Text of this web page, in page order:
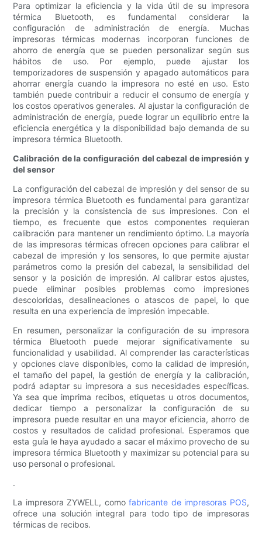
Para optimizar la eficiencia y la vida útil de su impresora
térmica Bluetooth, es fundamental considerar la
configuración de administración de energía. Muchas
impresoras térmicas modernas incorporan funciones de
ahorro de energía que se pueden personalizar según sus
hábitos de uso. Por ejemplo, puede ajustar los
temporizadores de suspensión y apagado automáticos para
ahorrar energía cuando la impresora no esté en uso. Esto
también puede contribuir a reducir el consumo de energía y
los costos operativos generales. Al ajustar la configuración de
administración de energía, puede lograr un equilibrio entre la
eficiencia energética y la disponibilidad bajo demanda de su
impresora térmica Bluetooth.
Calibración de la configuración del cabezal de impresión y
del sensor
La configuración del cabezal de impresión y del sensor de su
impresora térmica Bluetooth es fundamental para garantizar
la precisión y la consistencia de sus impresiones. Con el
tiempo, es frecuente que estos componentes requieran
calibración para mantener un rendimiento óptimo. La mayoría
de las impresoras térmicas ofrecen opciones para calibrar el
cabezal de impresión y los sensores, lo que permite ajustar
parámetros como la presión del cabezal, la sensibilidad del
sensor y la posición de impresión. Al calibrar estos ajustes,
puede eliminar posibles problemas como impresiones
descoloridas, desalineaciones o atascos de papel, lo que
resulta en una experiencia de impresión impecable.
En resumen, personalizar la configuración de su impresora
térmica Bluetooth puede mejorar significativamente su
funcionalidad y usabilidad. Al comprender las características
y opciones clave disponibles, como la calidad de impresión,
el tamaño del papel, la gestión de energía y la calibración,
podrá adaptar su impresora a sus necesidades específicas.
Ya sea que imprima recibos, etiquetas u otros documentos,
dedicar tiempo a personalizar la configuración de su
impresora puede resultar en una mayor eficiencia, ahorro de
costos y resultados de calidad profesional. Esperamos que
esta guía le haya ayudado a sacar el máximo provecho de su
impresora térmica Bluetooth y maximizar su potencial para su
uso personal o profesional.
.
La impresora ZYWELL, comofabricante de impresoras POS,
ofrece una solución integral para todo tipo de impresoras
térmicas de recibos.